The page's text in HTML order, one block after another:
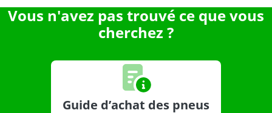
Vous n'avez pas trouvé ce que vous
cherchez ?
Guide d’achat des pneus